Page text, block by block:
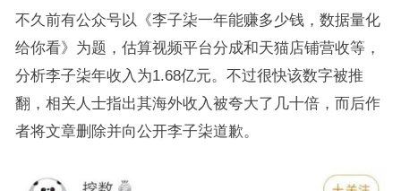
不久前有公众号以《李子柒一年能赚多少钱，数据量化
给你看》为题，估算视频平台分成和天猫店铺营收等，
分析李子柒年收入为1.68亿元。不过很快该数字被推
翻，相关人士指出其海外收入被夸大了几十倍，而后作
者将文章删除并向公开李子柒道歉。